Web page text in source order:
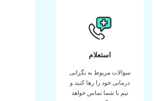
استعلام
سوالات مربوط به نگرانی
درمانی خود را رها کنید و
تیم با شما تماس خواهد